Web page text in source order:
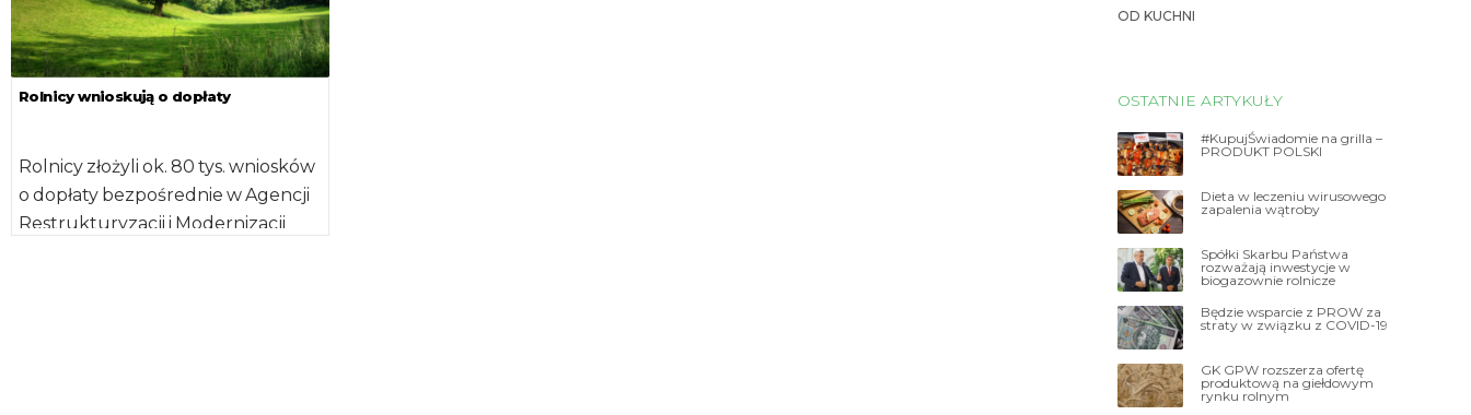
Rolnicy wnioskują o dopłaty
Rolnicy złożyli ok. 80 tys. wniosków
o dopłaty bezpośrednie w Agencji
Restrukturyzacji i Modernizacji
OD KUCHNI
OSTATNIE ARTYKUŁY
#KupujŚwiadomie na grilla –
PRODUKT POLSKI
Dieta w leczeniu wirusowego
zapalenia wątroby
Spółki Skarbu Państwa
rozważają inwestycje w
biogazownie rolnicze
Będzie wsparcie z PROW za
straty w związku z COVID-19
GK GPW rozszerza ofertę
produktową na giełdowym
rynku rolnym